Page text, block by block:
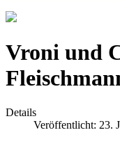
Vroni und
Details
Veröffentlicht: 23.